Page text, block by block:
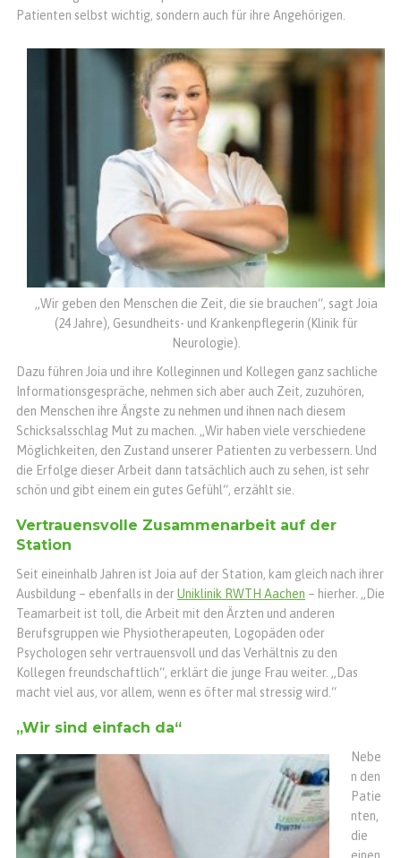
Patienten selbst wichtig, sondern auch für ihre Angehörigen.
„Wir geben den Menschen die Zeit, die sie brauchen“, sagt Joia
(24 Jahre), Gesundheits- und Krankenpflegerin (Klinik für
Neurologie).
Dazu führen Joia und ihre Kolleginnen und Kollegen ganz sachliche
Informationsgespräche, nehmen sich aber auch Zeit, zuzuhören,
den Menschen ihre Ängste zu nehmen und ihnen nach diesem
Schicksalsschlag Mut zu machen. „Wir haben viele verschiedene
Möglichkeiten, den Zustand unserer Patienten zu verbessern. Und
die Erfolge dieser Arbeit dann tatsächlich auch zu sehen, ist sehr
schön und gibt einem ein gutes Gefühl“, erzählt sie.
Vertrauensvolle Zusammenarbeit auf der
Station
Seit eineinhalb Jahren ist Joia auf der Station, kam gleich nach ihrer
Ausbildung – ebenfalls in derUniklinik RWTH Aachen – hierher. „Die
Teamarbeit ist toll, die Arbeit mit den Ärzten und anderen
Berufsgruppen wie Physiotherapeuten, Logopäden oder
Psychologen sehr vertrauensvoll und das Verhältnis zu den
Kollegen freundschaftlich“, erklärt die junge Frau weiter. „Das
macht viel aus, vor allem, wenn es öfter mal stressig wird.“
„Wir sind einfach da“
Nebe
n den
Patie
nten,
die
einen